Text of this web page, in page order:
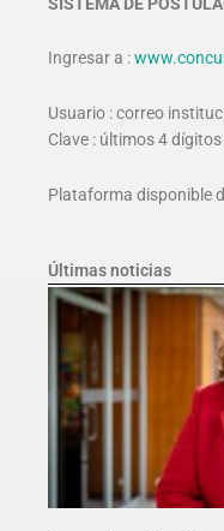
Ingresar a :
Usuario : correo
Clave : últimos 4
Plataforma disponible
Últimas noticias